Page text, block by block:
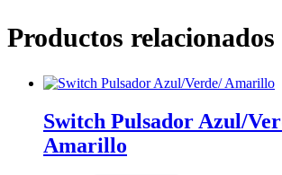
Productos relacionados
Switch Pulsador Azul/
Amarillo